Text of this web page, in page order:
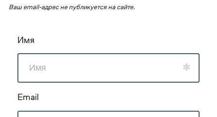
Ваш email-адрес не публикуется на сайте.
Имя
Email